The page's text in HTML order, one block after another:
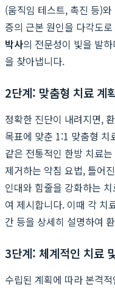
(움직임 테스트, 촉진 등)
증의 근본 원인을 다각도
박사의 전문성이 빛을 발
을 찾아냅니다.
2단계: 맞춤형 치료 계
정확한 진단이 내려지면,
목표에 맞춘 1:1 맞춤형 치
같은 전통적인 한방 치료
제거하는 약침 요법, 틀어
인대와 힘줄을 강화하는
여 제시합니다. 이때 각 치
간 등을 상세히 설명하여
3단계: 체계적인 치료
수립된 계획에 따라 본격